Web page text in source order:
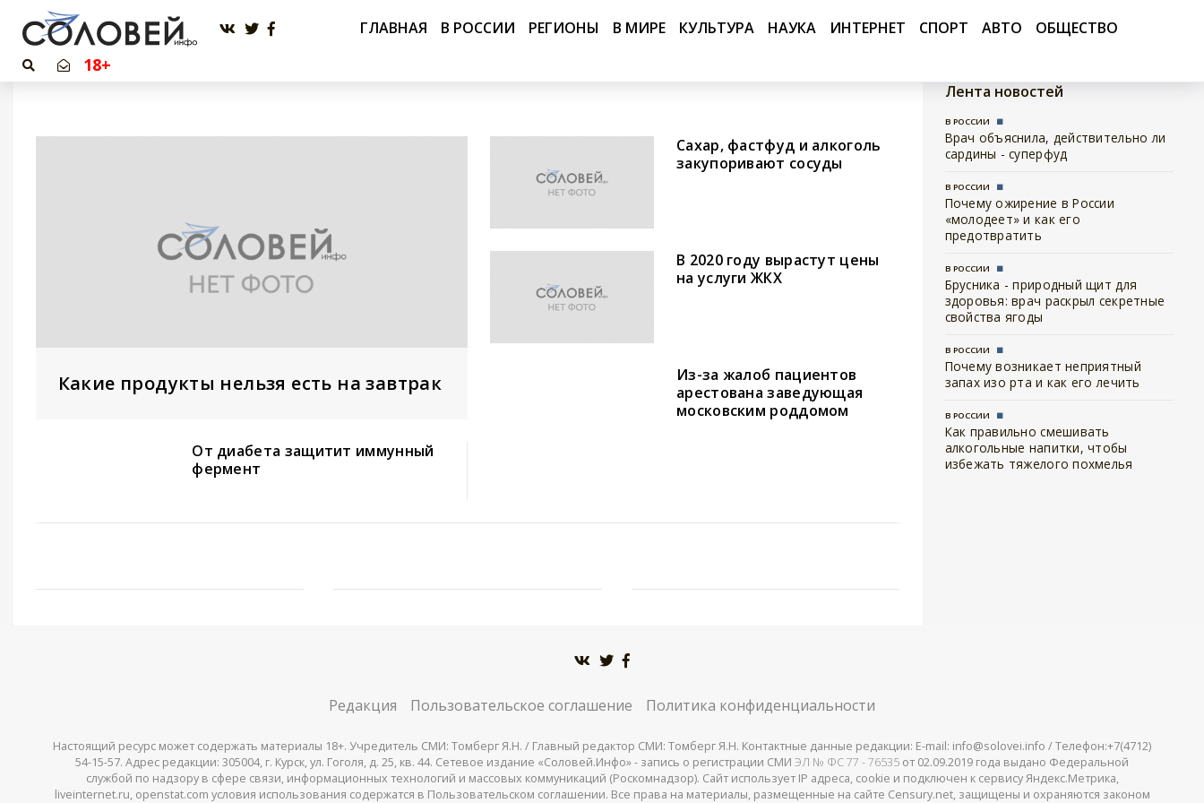
ГЛАВНАЯ В РОССИИ РЕГИОНЫ В МИРЕ КУЛЬТУРА НАУКА ИНТЕРНЕТ СПОРТ АВТО ОБЩЕСТВО
18+
Какие продукты нельзя есть на завтрак
Сахар, фастфуд и алкоголь
закупоривают сосуды
В 2020 году вырастут цены
на услуги ЖКХ
Из-за жалоб пациентов
арестована заведующая
московским роддомом
От диабета защитит иммунный
фермент
Лента новостей
В РОССИИ
Врач объяснила, действительно ли
сардины - суперфуд
В РОССИИ
Почему ожирение в России
«молодеет» и как его
предотвратить
В РОССИИ
Брусника - природный щит для
здоровья: врач раскрыл секретные
свойства ягоды
В РОССИИ
Почему возникает неприятный
запах изо рта и как его лечить
В РОССИИ
Как правильно смешивать
алкогольные напитки, чтобы
избежать тяжелого похмелья
Редакция Пользовательское соглашение Политика конфиденциальности
Настоящий ресурс может содержать материалы 18+. Учредитель СМИ: Томберг Я.Н. / Главный редактор СМИ: Томберг Я.Н. Контактные данные редакции: E-mail: info@solovei.info / Телефон:+7(4712)
54-15-57. Адрес редакции: 305004, г. Курск, ул. Гоголя, д. 25, кв. 44. Сетевое издание «Соловей.Инфо» - запись о регистрации СМИ ЭЛ № ФС 77 - 76535 от 02.09.2019 года выдано Федеральной
службой по надзору в сфере связи, информационных технологий и массовых коммуникаций (Роскомнадзор). Сайт использует IP адреса, cookie и подключен к сервису Яндекс.Метрика,
liveinternet.ru, openstat.com условия использования содержатся в Пользовательском соглашении. Все права на материалы, размещенные на сайте Censury.net, защищены и охраняются законом